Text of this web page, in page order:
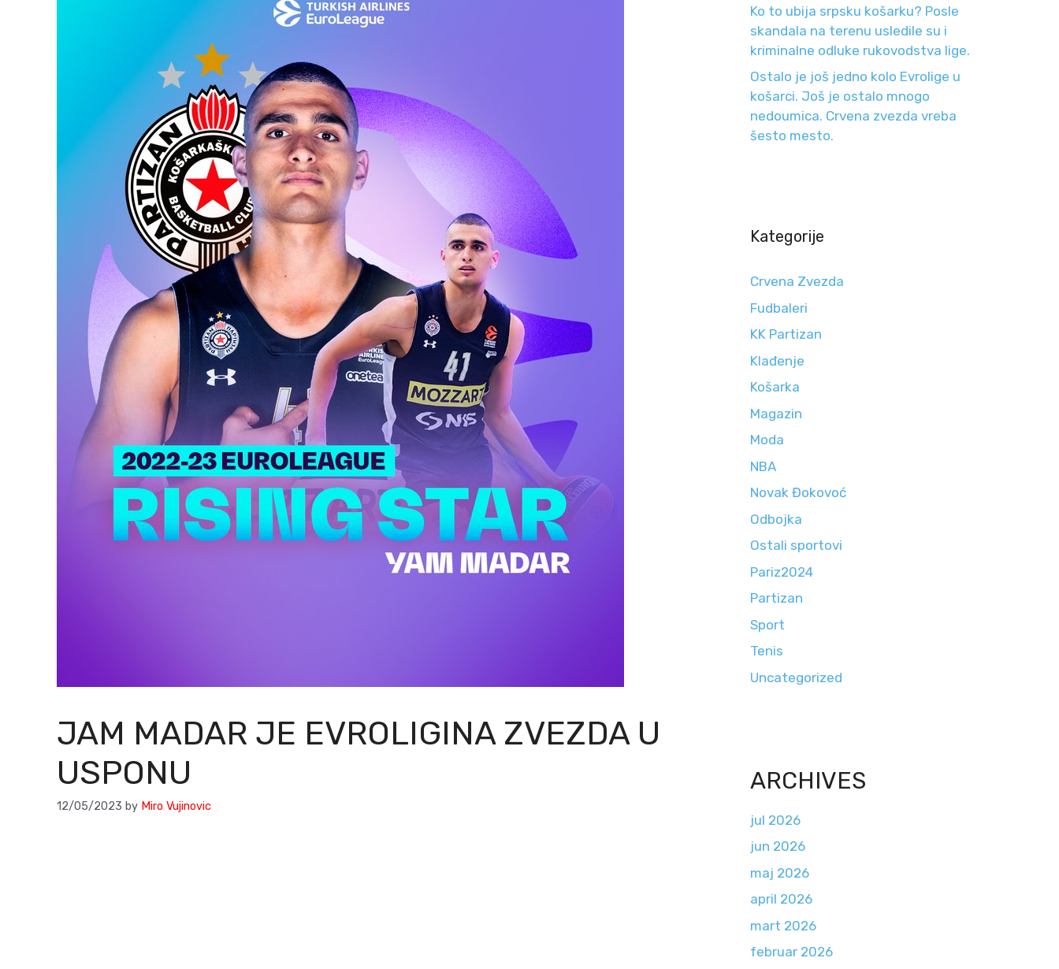
JAM MADAR JE EVROLIGINA ZVEZDA U
USPONU
12/05/2023 by Miro Vujinovic
Ko to ubija srpsku košarku? Posle
skandala na terenu usledile su i
kriminalne odluke rukovodstva lige.
Ostalo je još jedno kolo Evrolige u
košarci. Još je ostalo mnogo
nedoumica. Crvena zvezda vreba
šesto mesto.
Kategorije
Crvena Zvezda
Fudbaleri
KK Partizan
Klađenje
Košarka
Magazin
Moda
NBA
Novak Đokovoć
Odbojka
Ostali sportovi
Pariz2024
Partizan
Sport
Tenis
Uncategorized
ARCHIVES
jul 2026
jun 2026
maj 2026
april 2026
mart 2026
februar 2026